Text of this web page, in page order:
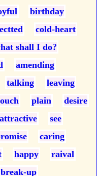
birthday
cold-heart
shall I do?
amending
talking
leaving
plain
desire
attractive
see
caring
happy
raival
break-up